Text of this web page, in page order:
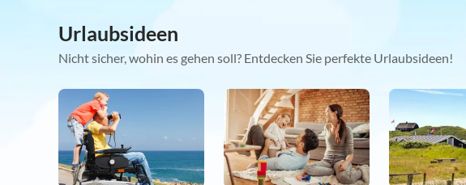
Urlaubsideen
Nicht sicher, wohin es gehen soll? Entdecken Sie perfekte Urlaubsideen!